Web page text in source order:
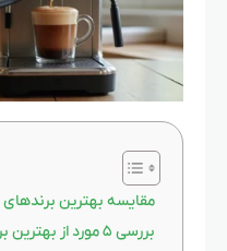
مقایسه بهترین
بررسی ۵ مورد از بهترین برندهای اسپرسوساز خانگی